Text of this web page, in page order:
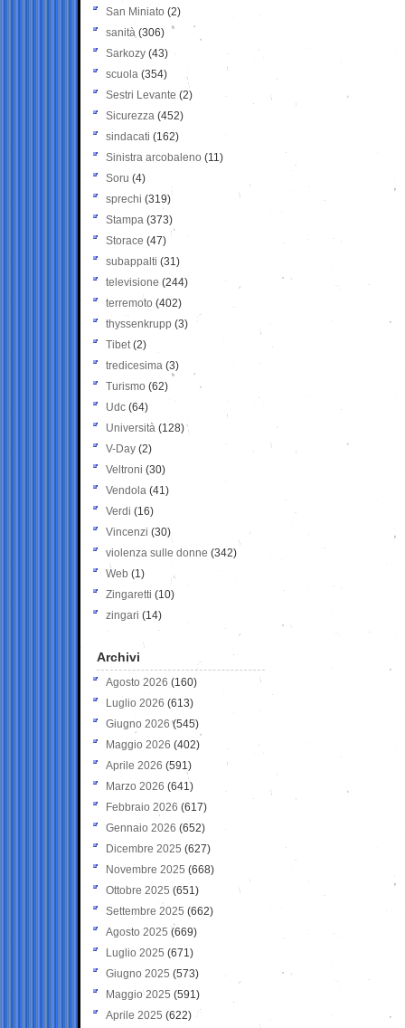
San Miniato (2)
sanità (306)
Sarkozy (43)
scuola (354)
Sestri Levante (2)
Sicurezza (452)
sindacati (162)
Sinistra arcobaleno (11)
Soru (4)
sprechi (319)
Stampa (373)
Storace (47)
subappalti (31)
televisione(244)
terremoto (402)
thyssenkrupp (3)
Tibet(2)
tredicesima (3)
Turismo (62)
Udc (64)
Università (128)
V-Day (2)
Veltroni (30)
Vendola (41)
Verdi (16)
Vincenzi (30)
violenza sulle donne (342)
Web (1)
Zingaretti (10)
zingari (14)
Archivi
Agosto 2026 (160)
Luglio 2026 (613)
Giugno 2026 (545)
Maggio 2026 (402)
Aprile 2026 (591)
Marzo 2026 (641)
Febbraio 2026 (617)
Gennaio 2026 (652)
Dicembre 2025 (627)
Novembre 2025 (668)
Ottobre 2025 (651)
Settembre 2025 (662)
Agosto 2025 (669)
Luglio 2025 (671)
Giugno 2025 (573)
Maggio 2025 (591)
Aprile 2025 (622)